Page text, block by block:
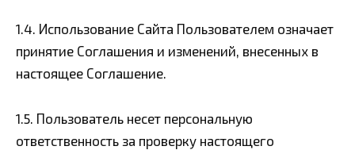
1.4. Использование Сайта Пользователем означает
принятие Соглашения и изменений, внесенных в
настоящее Соглашение.
1.5. Пользователь несет персональную
ответственность за проверку настоящего